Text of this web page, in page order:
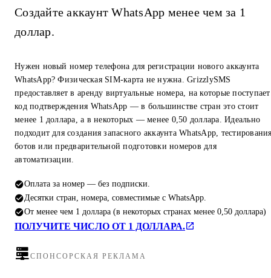
Создайте аккаунт WhatsApp менее чем за 1
доллар.
Нужен новый номер телефона для регистрации нового аккаунта
WhatsApp? Физическая SIM-карта не нужна. GrizzlySMS
предоставляет в аренду виртуальные номера, на которые поступает
код подтверждения WhatsApp — в большинстве стран это стоит
менее 1 доллара, а в некоторых — менее 0,50 доллара. Идеально
подходит для создания запасного аккаунта WhatsApp,
ботов или предварительной подготовки номеров для
автоматизации.
Оплата за номер — без подписки.
Десятки стран, номера, совместимые с WhatsApp.
От менее чем 1 доллара (в некоторых странах менее 0,50 доллара)
ПОЛУЧИТЕ ЧИСЛО ОТ 1 ДОЛЛАРА.
СПОНСОРСКАЯ РЕКЛАМА